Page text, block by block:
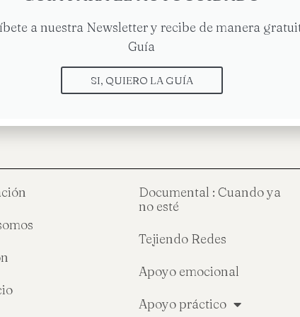
Documental : Cuando ya
no esté
Tejiendo Redes
Apoyo emocional
Apoyo práctico
a nuestra Newsletter y recibe de manera
Guía
SI, QUIERO LA GUÍA